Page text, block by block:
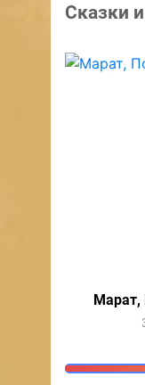
Сказки
Марат,